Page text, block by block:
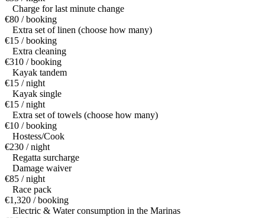
Charge for last minute change
€80 / booking
Extra set of linen (choose how many)
€15 / booking
Extra cleaning
€310 / booking
Kayak tandem
€15 / night
Kayak single
€15 / night
Extra set of towels (choose how many)
€10 / booking
Hostess/Cook
€230 / night
Regatta surcharge
Damage waiver
€85 / night
Race pack
€1,320 / booking
Electric & Water consumption in the Marinas